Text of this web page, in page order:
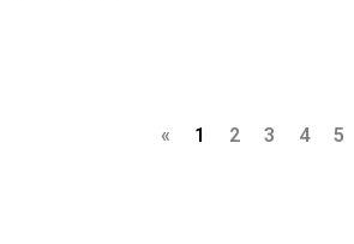
« 1 2 3 4 5